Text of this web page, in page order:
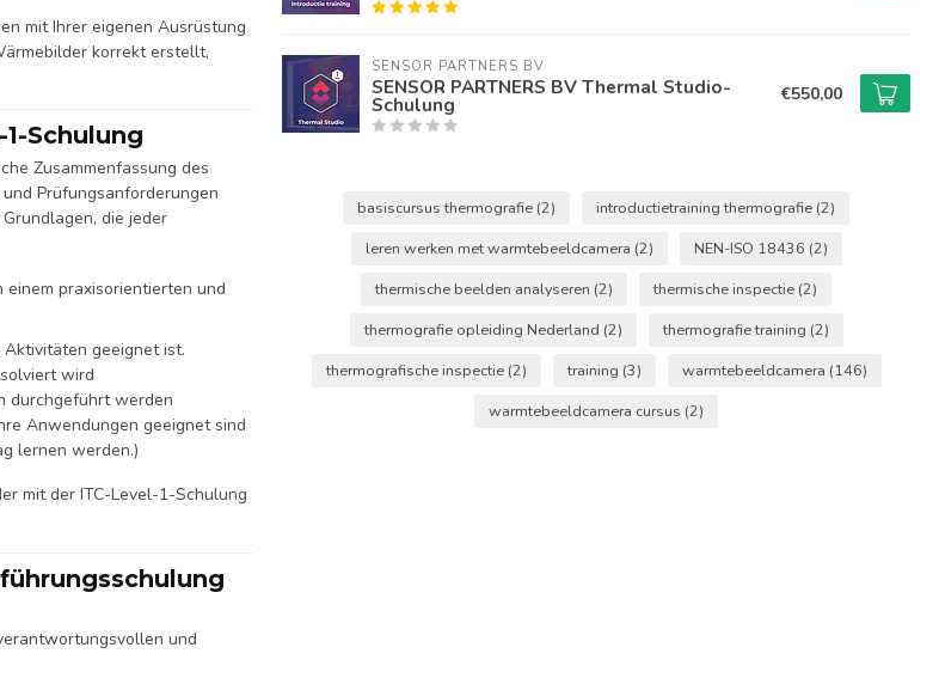
mit Ihrer eigenen Ausrüstung
korrekt erstellt,
Schulung
Zusammenfassung des
Prüfungsanforderungen
die jeder
praxisorientierten und
geeignet ist.
wird
durchgeführt werden
Anwendungen geeignet sind
lernen werden.)
mit der ITC-Level-1-Schulung
und
SENSOR PARTNERS BV
SENSOR PARTNERS BV Thermal Studio-
Schulung €550,00
basiscursus thermografie (2) introductietraining thermografie (2)
leren werken met warmtebeeldcamera (2) NEN-ISO 18436 (2)
thermische beelden analyseren (2) thermische inspectie (2)
thermografie opleiding Nederland (2) thermografie training (2)
thermografische inspectie (2) training (3) warmtebeeldcamera (146)
warmtebeeldcamera cursus (2)